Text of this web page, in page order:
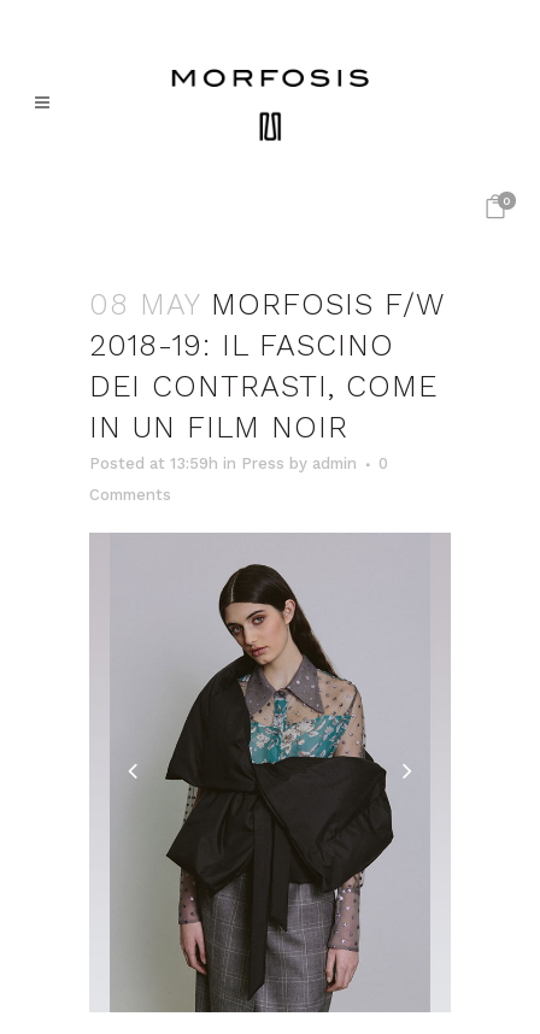
0
08 MAY MORFOSIS F/W
2018-19: IL FASCINO
DEI CONTRASTI, COME
IN UN FILM NOIR
Posted at 13:59h in Press by admin
0
Comments